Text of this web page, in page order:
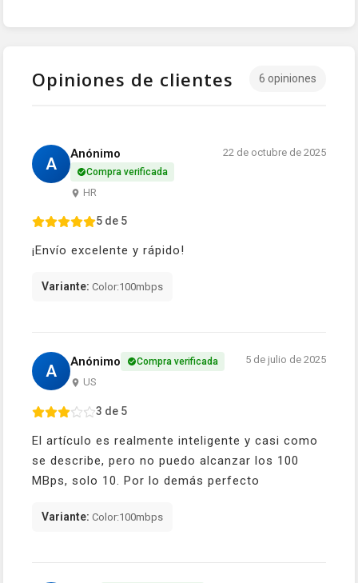
Opiniones de clientes 6 opiniones
A
Anónimo
Compra verificada
HR
22 de octubre de 2025
5 de 5
¡Envío excelente y rápido!
Variante: Color:100mbps
A Anónimo Compra verificada
US
5 de julio de 2025
3 de 5
El artículo es realmente inteligente y casi como
se describe, pero no puedo alcanzar los 100
MBps, solo 10. Por lo demás perfecto
Variante: Color:100mbps